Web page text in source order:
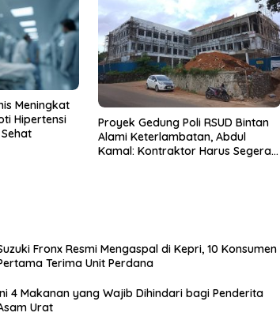
Meningkat
Hipertensi
Proyek Gedung Poli RSUD Bintan
Alami Keterlambatan, Abdul
Kamal: Kontraktor Harus Segera
Fronx Resmi Mengaspal di Kepri, 10 Konsumen
Terima Unit Perdana
4 Makanan yang Wajib Dihindari bagi Penderita
Urat